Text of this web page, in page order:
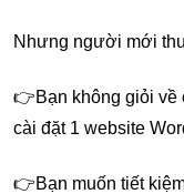
Nhưng người mới
👉Bạn không giỏi về
cài đặt 1 website
👉Bạn muốn tiết